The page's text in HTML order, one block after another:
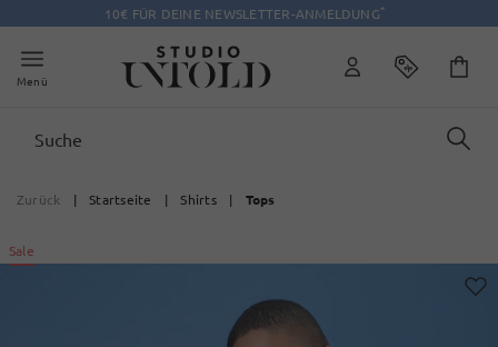
10€ FÜR DEINE NEWSLETTER-ANMELDUNG*
Menü
Zurück | Startseite | Shirts | Tops
Sale